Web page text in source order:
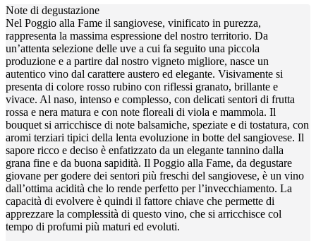
Note di degustazione
Nel Poggio alla Fame il sangiovese, vinificato in purezza,
rappresenta la massima espressione del nostro territorio. Da
un’attenta selezione delle uve a cui fa seguito una piccola
produzione e a partire dal nostro vigneto migliore, nasce un
autentico vino dal carattere austero ed elegante. Visivamente si
presenta di colore rosso rubino con riflessi granato, brillante e
vivace. Al naso, intenso e complesso, con delicati sentori di frutta
rossa e nera matura e con note floreali di viola e mammola. Il
bouquet si arricchisce di note balsamiche, speziate e di tostatura, con
aromi terziari tipici della lenta evoluzione in botte del sangiovese. Il
sapore ricco e deciso è enfatizzato da un elegante tannino dalla
grana fine e da buona sapidità. Il Poggio alla Fame, da degustare
giovane per godere dei sentori più freschi del sangiovese, è un vino
dall’ottima acidità che lo rende perfetto per l’invecchiamento. La
capacità di evolvere è quindi il fattore chiave che permette di
apprezzare la complessità di questo vino, che si arricchisce col
tempo di profumi più maturi ed evoluti.